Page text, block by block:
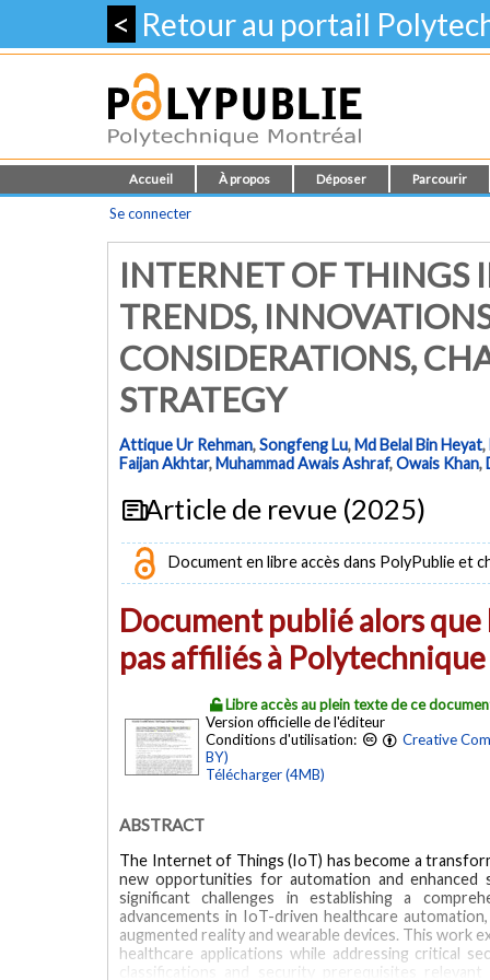
< Retour au portail
Accueil À propos Déposer Parcourir
Se connecter
INTERNET OF THINGS
TRENDS,
CONSIDERATIONS,
STRATEGY
Attique Ur Rehman,Songfeng Lu,Md Belal Bin Heyat,
Faijan Akhtar,Muhammad Awais Ashraf,Owais Khan,
Article de revue (2025)
Document en libre accès dans PolyPublie et
Document publié alors
pas affiliés à
Libre accès au plein texte de ce
Version officielle de l'éditeur
Conditions d'utilisation:
Creative
BY)
Télécharger (4MB)
ABSTRACT
The Internet of Things (IoT) has become a
new opportunities for automation and
significant challenges in establishing a
advancements in IoT-driven healthcare
augmented reality and wearable devices. This
healthcare applications while addressing critical
classifications and security prerequisites